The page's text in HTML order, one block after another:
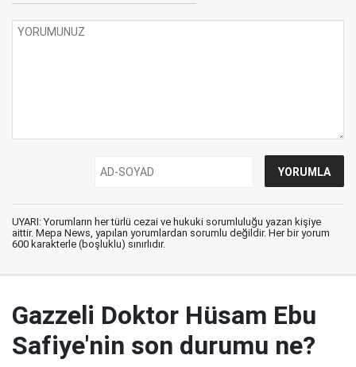
UYARI: Yorumların her türlü cezai ve hukuki sorumluluğu yazan kişiye
aittir. Mepa News, yapılan yorumlardan sorumlu değildir. Her bir yorum
600 karakterle (boşluklu) sınırlıdır.
Gazzeli Doktor Hüsam Ebu
Safiye'nin son durumu ne?